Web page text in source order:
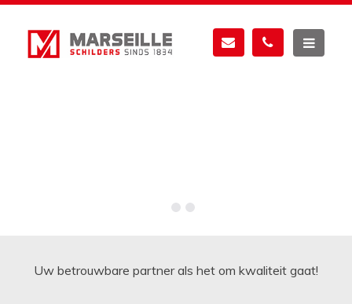
Uw betrouwbare partner als het om kwaliteit gaat!